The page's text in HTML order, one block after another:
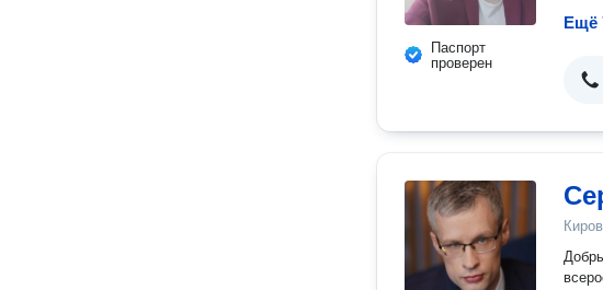
Паспорт
проверен
Ещё
Добрый день! Я – юрист